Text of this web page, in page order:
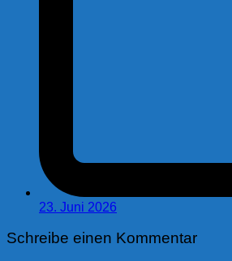
23. Juni 2026
Schreibe einen Kommentar